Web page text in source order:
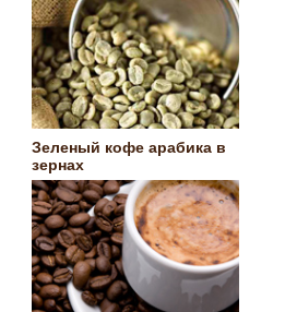
Зеленый кофе арабика в
зернах